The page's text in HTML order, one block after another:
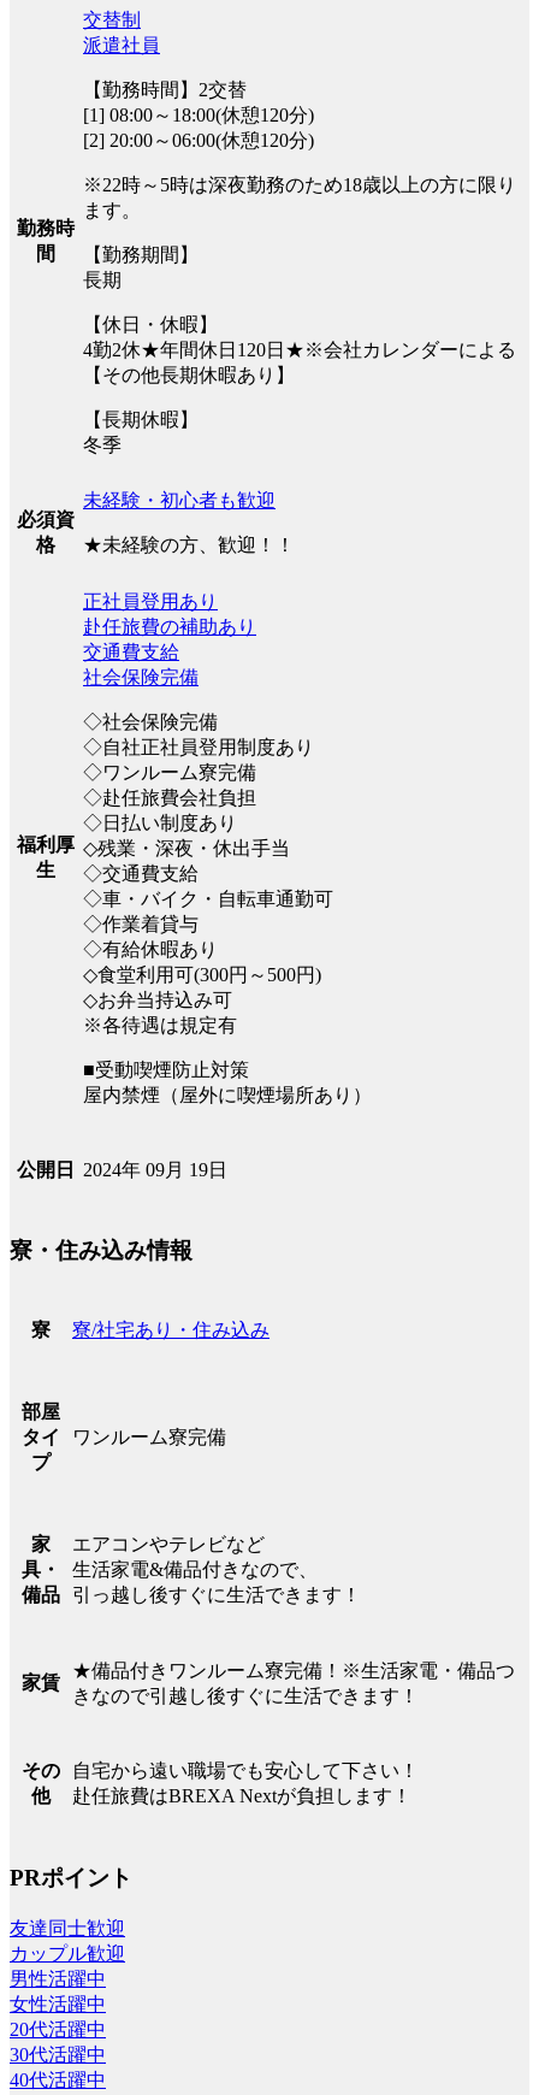
勤務時
間
交替制
派遣社員
【勤務時間】2交替
[1] 08:00～18:00(休憩120分)
[2] 20:00～06:00(休憩120分)
※22時～5時は深夜勤務のため18歳以上の方に限り
ます。
【勤務期間】
長期
【休日・休暇】
4勤2休★年間休日120日★※会社カレンダーによる
【その他長期休暇あり】
【長期休暇】
冬季
必須資
格
未経験・初心者も歓迎
★未経験の方、歓迎！！
福利厚
生
正社員登用あり
赴任旅費の補助あり
交通費支給
社会保険完備
◇社会保険完備
◇自社正社員登用制度あり
◇ワンルーム寮完備
◇赴任旅費会社負担
◇日払い制度あり
◇残業・深夜・休出手当
◇交通費支給
◇車・バイク・自転車通勤可
◇作業着貸与
◇有給休暇あり
◇食堂利用可(300円～500円)
◇お弁当持込み可
※各待遇は規定有
■受動喫煙防止対策
屋内禁煙（屋外に喫煙場所あり）
公開日 2024年 09月 19日
寮・住み込み情報
寮 寮/社宅あり・住み込み
部屋
タイ
プ
ワンルーム寮完備
家
具・
備品
エアコンやテレビなど
生活家電&備品付きなので、
引っ越し後すぐに生活できます！
家賃
★備品付きワンルーム寮完備！※生活家電・備品つ
きなので引越し後すぐに生活できます！
その
他
自宅から遠い職場でも安心して下さい！
赴任旅費はBREXA Nextが負担します！
PRポイント
友達同士歓迎
カップル歓迎
男性活躍中
女性活躍中
20代活躍中
30代活躍中
40代活躍中